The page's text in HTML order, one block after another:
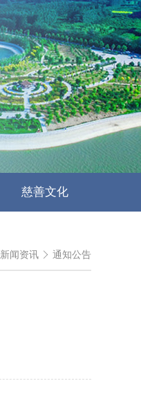
慈善文化
新闻资讯  通知公告